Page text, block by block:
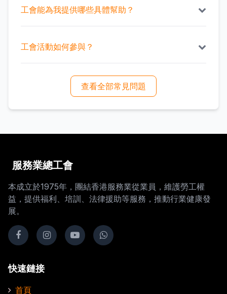
3. 下載工聯會APP，通過APP申請入會。
2. 線上支付（支付寶、微信支付等）。
9181聯絡我們。
工會能為我提供哪些具體幫助？
2. 職業技能培訓和專業發展機會。
5. 參與工會組織的各類活動和聯誼。
6. 與行業專業人士的交流機會。
工會活動如何參與？
2. 關注工會社交媒體賬號獲取最新活動信息。
3. 閱讀工會每月發送的電子通訊。
查看全部常見問題
服務業總工會
本成立於1975年，團結香港服務業從業員，維護勞工權
益，提供福利、培訓、法律援助等服務，推動行業健康發
展。
快速鏈接
首頁